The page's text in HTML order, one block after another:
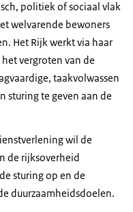
politiek of sociaal vlak
welvarende bewoners
Het Rijk werkt via haar
vergroten van de
taakvolwassen
sturing te geven aan de
wil de
de rijksoverheid
sturing op en de
duurzaamheidsdoelen.